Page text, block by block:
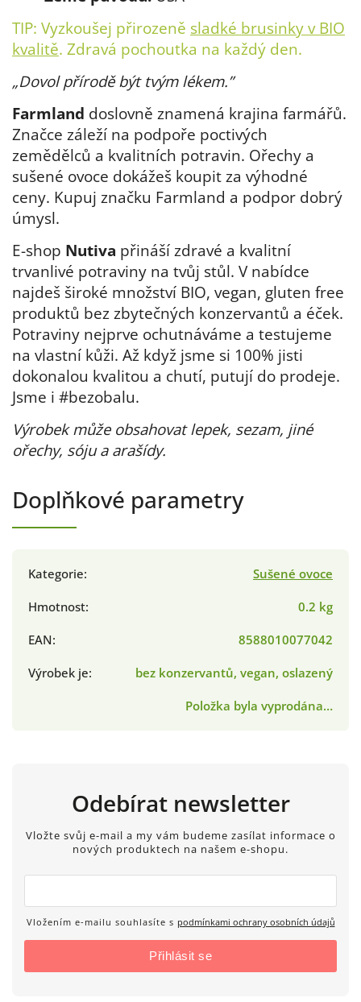
TIP: Vyzkoušej přirozeně sladké brusinky v BIO
kvalitě. Zdravá pochoutka na každý den.
„Dovol přírodě být tvým lékem.”
Farmland doslovně znamená krajina farmářů.
Značce záleží na podpoře poctivých
zemědělců a kvalitních potravin. Ořechy a
sušené ovoce dokážeš koupit za výhodné
ceny. Kupuj značku Farmland a podpor dobrý
úmysl.
E-shop Nutiva přináší zdravé a kvalitní
trvanlivé potraviny na tvůj stůl. V nabídce
najdeš široké množství BIO, vegan, gluten free
produktů bez zbytečných konzervantů a éček.
Potraviny nejprve ochutnáváme a testujeme
na vlastní kůži. Až když jsme si 100% jisti
dokonalou kvalitou a chutí, putují do prodeje.
Jsme i #bezobalu.
Výrobek může obsahovat lepek, sezam, jiné
ořechy, sóju a arašídy.
Doplňkové parametry
Kategorie:
Sušené ovoce
Hmotnost:
0.2 kg
EAN:
8588010077042
Výrobek je:
bez konzervantů, vegan, oslazený
Položka byla vyprodána…
Odebírat newsletter
Vložte svůj e-mail a my vám budeme zasílat informace o
nových produktech na našem e-shopu.
Vložením e-mailu souhlasíte s podmínkami ochrany osobních údajů
Přihlásit se